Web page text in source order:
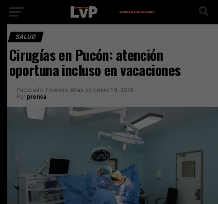
SALUD
Cirugías en Pucón: atención
oportuna incluso en vacaciones
Publicado 7 meses atrás en Enero 19, 2026
Por prensa